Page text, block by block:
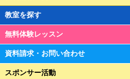
教室を探す
無料体験レッスン
資料請求・お問い合わせ
スポンサー活動